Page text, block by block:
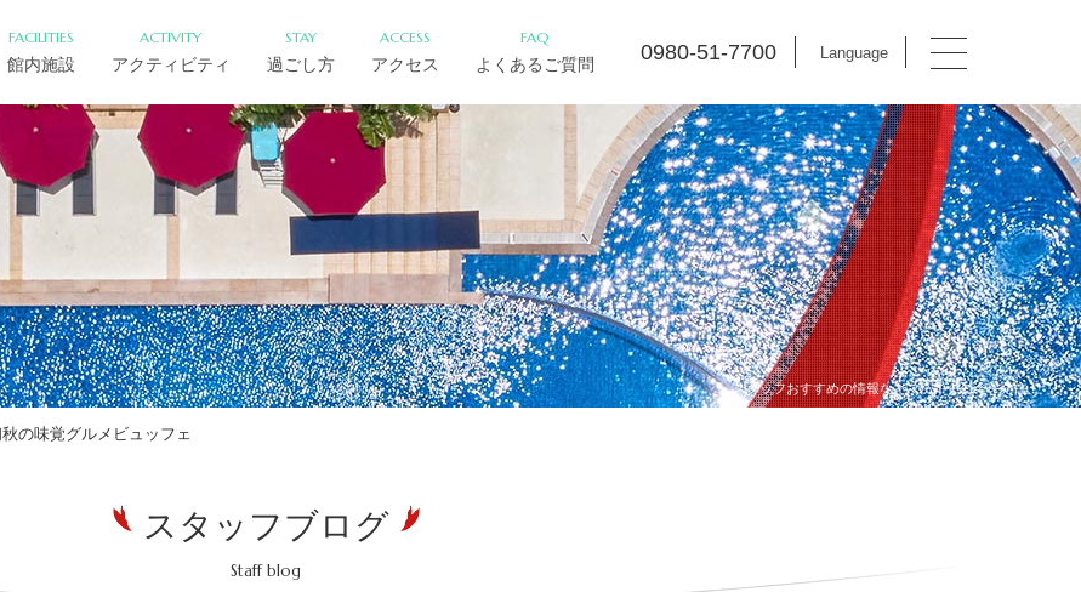
FACILITIES
館内施設
ACTIVITY
アクティビティ
STAY
過ごし方
ACCESS
アクセス
FAQ
よくあるご質問 0980-51-7700 Language
スタッフおすすめの情報などマハイナの今を発信！
の味覚グルメビュッフェ
スタッフブログ
Staff blog